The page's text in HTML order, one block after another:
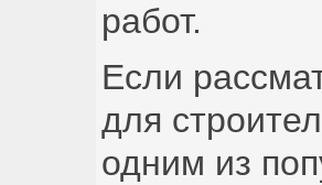
работ.
Если
для
одним из